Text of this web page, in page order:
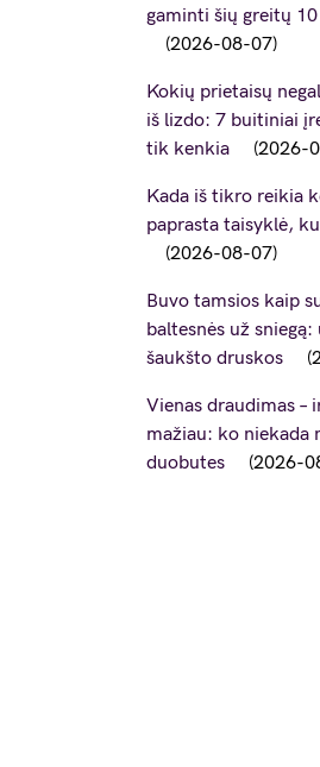
gaminti šių greitų
2026-08-07
Kokių prietaisų
iš lizdo: 7 buitiniai
tik kenkia
2026-
Kada iš tikro reikia
paprasta taisyklė,
2026-08-07
Buvo tamsios kaip
baltesnės už
šaukšto druskos
Vienas draudimas –
mažiau: ko niekada
duobutes
2026-